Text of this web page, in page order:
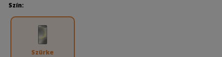
Szín:
Szürke